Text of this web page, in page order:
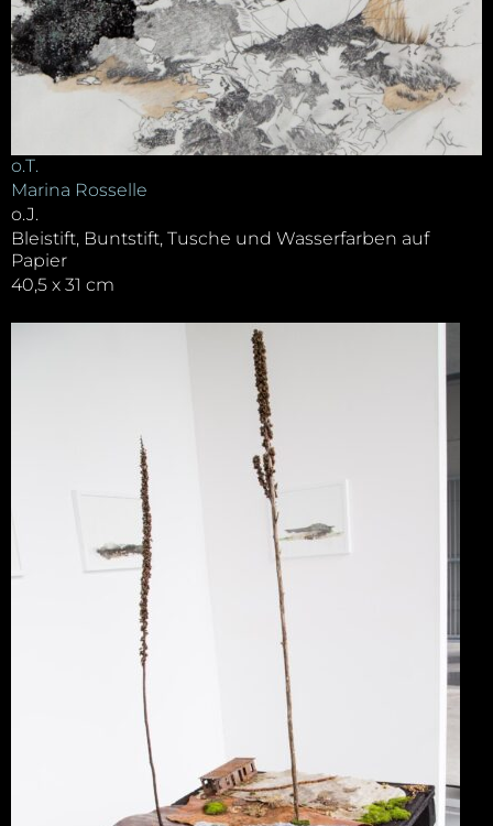
o.T.
Marina Rosselle
o.J.
Bleistift, Buntstift, Tusche und Wasserfarben auf
Papier
40,5 x 31 cm